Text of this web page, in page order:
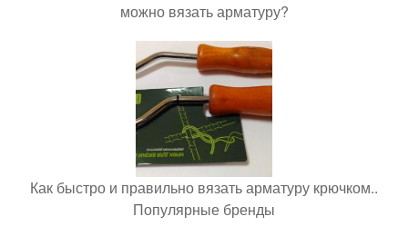
можно вязать арматуру?
Как быстро и правильно вязать арматуру крючком..
Популярные бренды